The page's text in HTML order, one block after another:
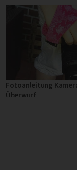
Fotoanleitung
Überwurf